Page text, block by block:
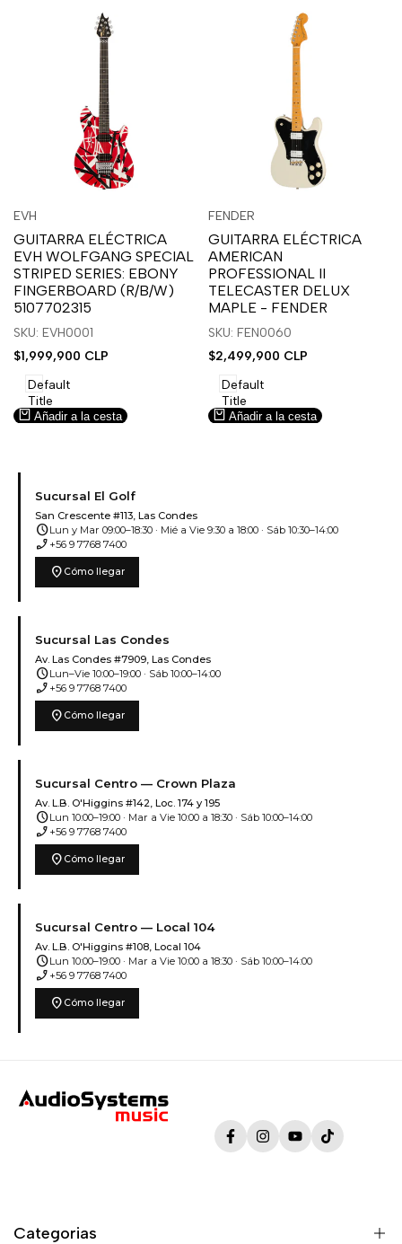
sesión
para
usar
la
lista
deseos.
para
usar
Compare
Proveedor:
EVH
GUITARRA ELÉCTRICA
EVH WOLFGANG SPECIAL
STRIPED SERIES: EBONY
FINGERBOARD (R/B/W)
5107702315
SKU: EVH0001
Precio
venta
$1,999,900 CLP
Default
Title
Añadir a la cesta
sesión
para
usar
la
lista
deseos.
sesión
para
usar
Compare
Vista
Proveedor:
FENDER
GUITARRA ELÉCTRICA
AMERICAN
PROFESSIONAL II
TELECASTER DELUX
MAPLE - FENDER
SKU: FEN0060
Precio
venta
$2,499,900 CLP
Default
Title
Añadir a la cesta
Sucursal El Golf
San Crescente #113, Las Condes
scheduleLun y Mar 09:00–18:30 · Mié a Vie 9:30 a 18:00 · Sáb 10:30–14:00
phone_enabled +56 9 7768 7400
location_on Cómo llegar
Sucursal Las Condes
Av. Las Condes #7909, Las Condes
scheduleLun–Vie 10:00–19:00 · Sáb 10:00–14:00
phone_enabled +56 9 7768 7400
location_on Cómo llegar
Sucursal Centro — Crown Plaza
Av. L.B. O'Higgins #142, Loc. 174 y 195
scheduleLun 10:00–19:00 · Mar a Vie 10:00 a 18:30 · Sáb 10:00–14:00
phone_enabled +56 9 7768 7400
location_on Cómo llegar
Sucursal Centro — Local 104
Av. L.B. O'Higgins #108, Local 104
scheduleLun 10:00–19:00 · Mar a Vie 10:00 a 18:30 · Sáb 10:00–14:00
phone_enabled +56 9 7768 7400
location_on Cómo llegar
FacebookInstagramYouTubeTikTok
Categorias